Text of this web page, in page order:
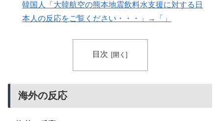
韓国人「大韓航空の熊本地震飲料水支援に対する日
本人の反応をご覧ください・・・」→「」
目次
海外の反応